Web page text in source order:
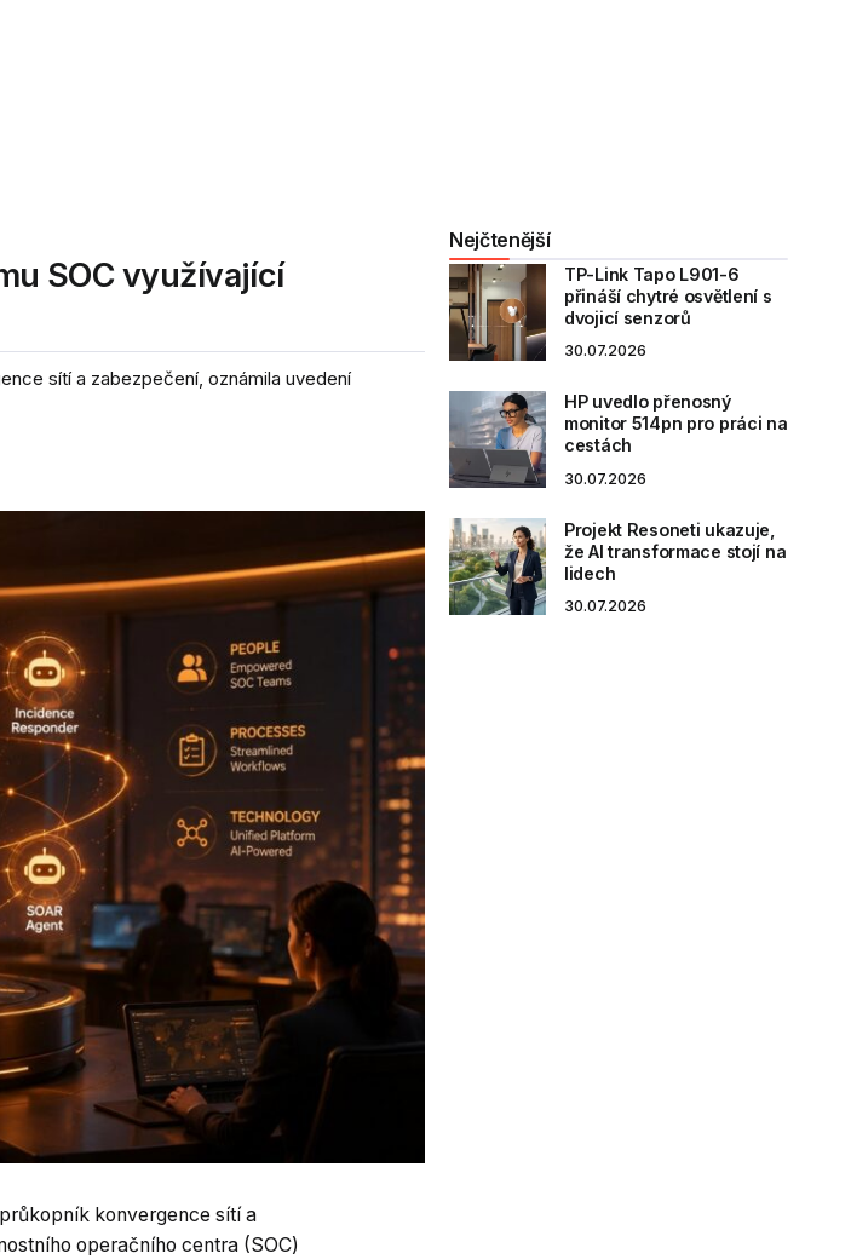
SOC využívající
sítí a zabezpečení, oznámila uvedení
konvergence sítí a
operačního centra (SOC)
Nejčtenější
TP-Link Tapo L901-6
přináší chytré osvětlení s
dvojicí senzorů
30.07.2026
HP uvedlo přenosný
monitor 514pn pro práci na
cestách
30.07.2026
Projekt Resoneti ukazuje,
že AI transformace stojí na
lidech
30.07.2026